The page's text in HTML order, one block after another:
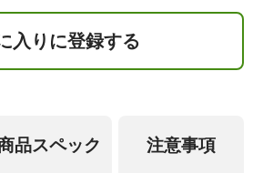
入りに登録する
品スペック 注意事項